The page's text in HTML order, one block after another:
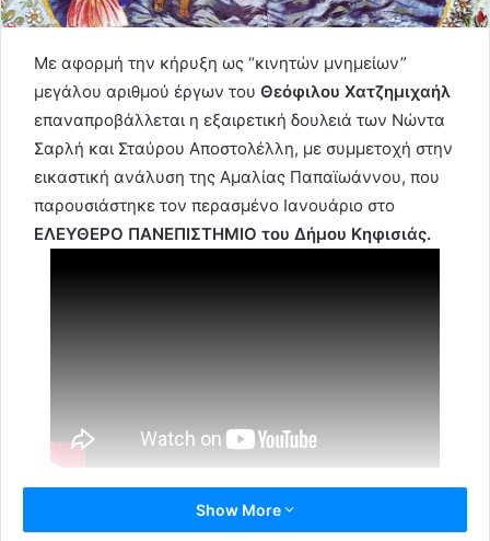
Με αφορμή την κήρυξη ως “κινητών μνημείων”
μεγάλου αριθμού έργων του Θεόφιλου Χατζημιχαήλ
επαναπροβάλλεται η εξαιρετική δουλειά των Νώντα
Σαρλή και Σταύρου Αποστολέλλη, με συμμετοχή στην
εικαστική ανάλυση της Αμαλίας Παπαϊωάννου, που
παρουσιάστηκε τον περασμένο Ιανουάριο στο
ΕΛΕΥΘΕΡΟ ΠΑΝΕΠΙΣΤΗΜΙΟ του Δήμου Κηφισιάς.
Show More